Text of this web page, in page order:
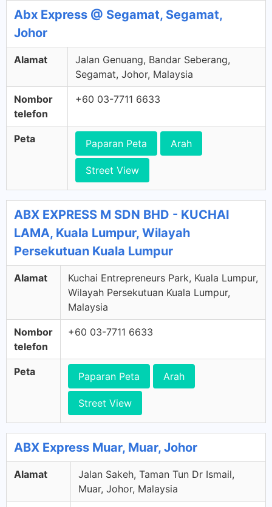
Abx Express @ Segamat, Segamat,
Johor
Alamat
Jalan Genuang, Bandar Seberang,
Segamat, Johor, Malaysia
Nombor
telefon
+60 03-7711 6633
Peta Paparan Peta Arah
Street View
ABX EXPRESS M SDN BHD - KUCHAI
LAMA, Kuala Lumpur, Wilayah
Persekutuan Kuala Lumpur
Alamat
Kuchai Entrepreneurs Park, Kuala Lumpur,
Wilayah Persekutuan Kuala Lumpur,
Malaysia
Nombor
telefon
+60 03-7711 6633
Peta Paparan Peta Arah
Street View
ABX Express Muar, Muar, Johor
Alamat
Jalan Sakeh, Taman Tun Dr Ismail,
Muar, Johor, Malaysia